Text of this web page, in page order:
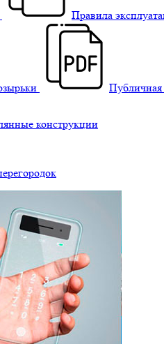
Правила
Публичная
конструкции